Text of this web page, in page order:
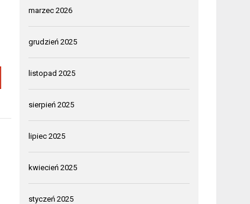
marzec 2026
grudzień 2025
listopad 2025
sierpień 2025
lipiec 2025
kwiecień 2025
styczeń 2025